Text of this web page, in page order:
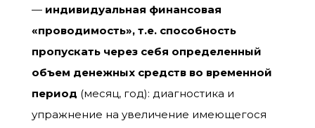
— индивидуальная финансовая
«проводимость», т.е. способность
пропускать через себя определенный
объем денежных средств во временной
период (месяц, год): диагностика и
упражнение на увеличение имеющегося